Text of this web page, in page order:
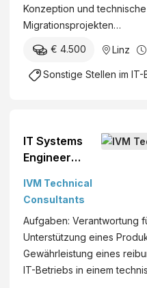
Konzeption und
Migrationsprojekten…
€ 4.500 Linz
Sonstige Stellen im IT-
IT Systems
Engineer
3.800,- Bezirk
Gmunden
Vollzeit
IVM Technical
Consultants
Aufgaben: Verantwortung
Unterstützung eines
Gewährleistung eines
IT-Betriebs in einem